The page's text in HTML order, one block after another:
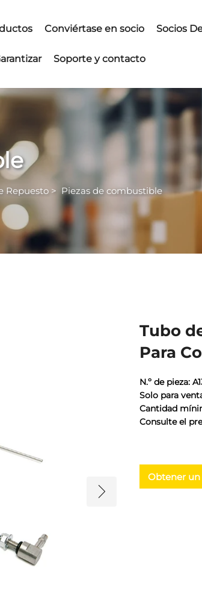
Conviértase en socio Socios
Soporte y contacto
Repuesto > Piezas de combustible
Tubo
Para
N.º de pieza:
Solo para
Cantidad
Consulte el
Obtener